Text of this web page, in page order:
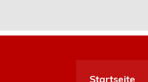
Startseite